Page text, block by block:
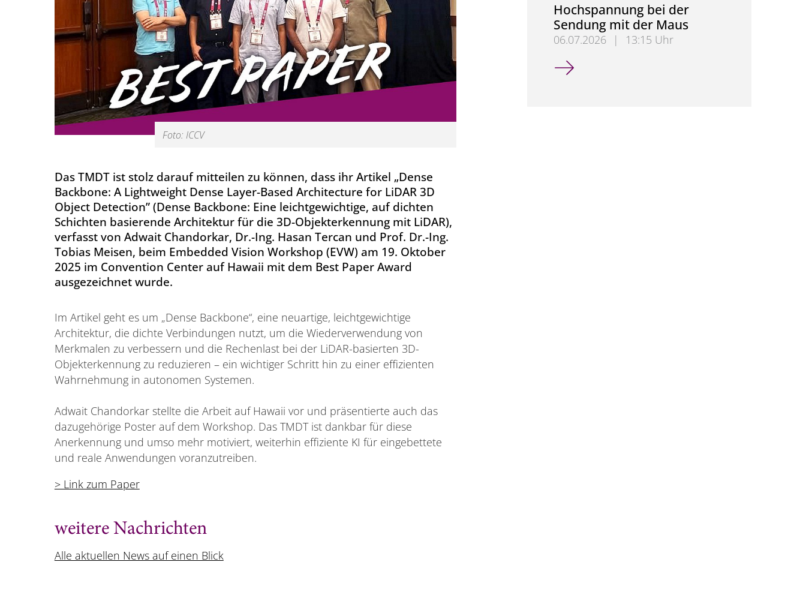
Foto: ICCV
Das TMDT ist stolz darauf mitteilen zu können, dass ihr Artikel „Dense
Backbone: A Lightweight Dense Layer-Based Architecture for LiDAR 3D
Object Detection” (Dense Backbone: Eine leichtgewichtige, auf dichten
Schichten basierende Architektur für die 3D-Objekterkennung mit LiDAR),
verfasst von Adwait Chandorkar, Dr.-Ing. Hasan Tercan und Prof. Dr.-Ing.
Tobias Meisen, beim Embedded Vision Workshop (EVW) am 19. Oktober
2025 im Convention Center auf Hawaii mit dem Best Paper Award
ausgezeichnet wurde.
Im Artikel geht es um „Dense Backbone“, eine neuartige, leichtgewichtige
Architektur, die dichte Verbindungen nutzt, um die Wiederverwendung von
Merkmalen zu verbessern und die Rechenlast bei der LiDAR-basierten 3D-
Objekterkennung zu reduzieren – ein wichtiger Schritt hin zu einer effizienten
Wahrnehmung in autonomen Systemen.
Adwait Chandorkar stellte die Arbeit auf Hawaii vor und präsentierte auch das
dazugehörige Poster auf dem Workshop. Das TMDT ist dankbar für diese
Anerkennung und umso mehr motiviert, weiterhin effiziente KI für eingebettete
und reale Anwendungen voranzutreiben.
> Link zum Paper
weitere Nachrichten
Alle aktuellen News auf einen Blick
Hochspannung bei der
Sendung mit der Maus
06.07.2026 |
13:15 Uhr
Hochspannung bei der Sendung mit der Maus